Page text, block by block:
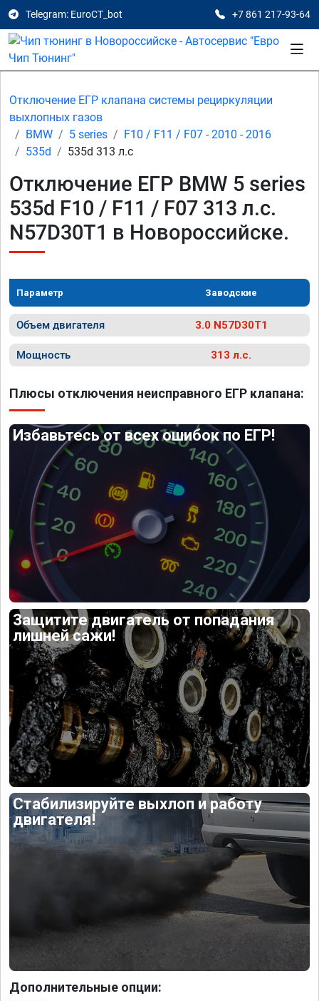
Telegram: EuroCT_bot +7 861 217-93-64
Отключение ЕГР клапана системы рециркуляции
выхлопных газов
BMW
5 series
F10 / F11 / F07 - 2010 - 2016
535d
535d 313 л.с
Отключение ЕГР BMW 5 series
535d F10 / F11 / F07 313 л.с.
N57D30T1 в Новороссийске.
Параметр Заводские
Объем двигателя 3.0 N57D30T1
Мощность 313 л.с.
Плюсы отключения неисправного ЕГР клапана:
Избавьтесь от всех ошибок по ЕГР!
Защитите двигатель от попадания
лишней сажи!
Стабилизируйте выхлоп и работу
двигателя!
Дополнительные опции: